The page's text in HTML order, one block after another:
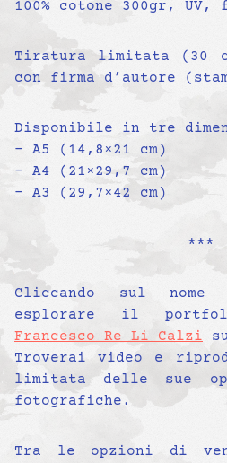
100% cotone 300gr,
Tiratura limitata (30
con firma d’autore
Disponibile in tre
– A5 (14,8×21 cm)
– A4 (21×29,7 cm)
– A3 (29,7×42 cm)
***
Cliccando sul nome
esplorare il
Francesco Re Li Calzi
Troverai video e
limitata delle sue
fotografiche.
Tra le opzioni di